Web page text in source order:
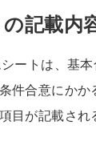
記載内
ートは、基
件合意にかか
目が記載され